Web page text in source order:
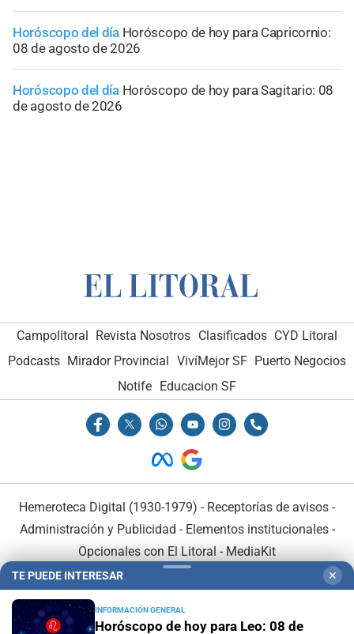
Horóscopo del día Horóscopo de hoy para Capricornio:
08 de agosto de 2026
Horóscopo del día Horóscopo de hoy para Sagitario: 08
de agosto de 2026
Campolitoral Revista Nosotros Clasificados CYD Litoral
Podcasts Mirador Provincial VivíMejor SF Puerto Negocios
Notife Educacion SF
Hemeroteca Digital (1930-1979) - Receptorías de avisos -
Administración y Publicidad - Elementos institucionales-
Opcionales con El Litoral - MediaKit
TE PUEDE INTERESAR ✕
INFORMACIÓN GENERAL
Horóscopo de hoy para Leo: 08 de